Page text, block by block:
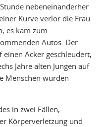
nebeneinanderher
Kurve verlor die Frau
es kam zum
Autos. Der
Acker geschleudert,
Jahre alten Jungen auf
Menschen wurden
in zwei Fällen,
Körperverletzung und